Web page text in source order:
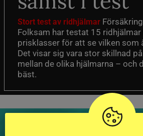
Stort test av ridhjälmar
Folksam har testat 15 ridhjälmar
prisklasser för att se vilken som
Det visar sig vara stor skillnad
mellan de olika hjälmarna – och
bäst.